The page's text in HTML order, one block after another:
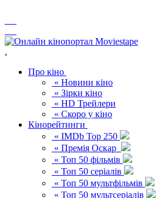
,
Про кіно
« Новини кіно
« Зірки кіно
« HD Трейлери
« Скоро у кіно
Кінорейтинги
« IMDb Top 250
« Премія Оскар
« Топ 50 фільмів
« Топ 50 серіалів
« Топ 50 мультфільмів
« Топ 50 мультсеріалів